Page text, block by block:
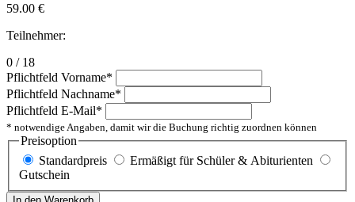
59.00 €
Teilnehmer:
0 / 18
Pflichtfeld Vorname*
Pflichtfeld Nachname*
Pflichtfeld E-Mail*
* notwendige Angaben, damit wir die Buchung richtig zuordnen können
Preisoption
Standardpreis
Ermäßigt für Schüler & Abiturienten
Gutschein